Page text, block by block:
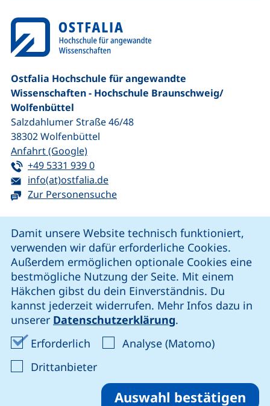
Damit unsere Website technisch funktioniert,
verwenden wir dafür erforderliche Cookies.
Außerdem ermöglichen optionale Cookies eine
bestmögliche Nutzung der Seite. Mit einem
Häkchen gibst du dein Einverständnis. Du
kannst jederzeit widerrufen. Mehr Infos dazu in
unserer Datenschutzerklärung.
Erforderlich Erforderliche Cookies akzeptieren
Analyse (Matomo)Analyse-
Drittanbieter: Cookies von Drittanbieter
Auswahl bestätigen
Ostfalia Hochschule für angewandte
Wissenschaften - Hochschule Braunschweig/​
Wolfenbüttel
Salzdahlumer Straße 46/48
38302Wolfenbüttel
Anfahrt (Google)(externer Link, öffnet neues Fenster)
Tel:
+49 5331 939 0(startet einen Telefonanruf, wenn Ihr
E-Mail:
info(at)ostfalia.de(öffnet Ihr E-Mail-Programm)
Zur Personensuche
unsere Facebook-Seite (externer Link, öffnet neues
unsere LinkedIn-Seite (externer Link, öffnet
unsere Instagram-Seite (externer Link,
unsere YouTube-Seite (externer
Cookie-Einstellungen
Impressum
Datenschutz
Erklärung zur Barrierefreiheit